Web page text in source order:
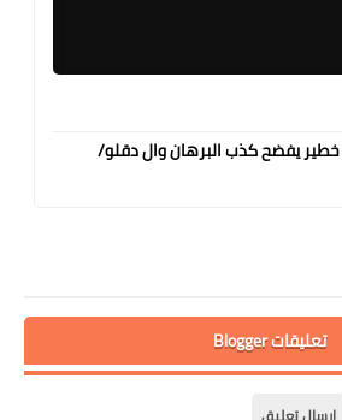
يفضح كذب البرهان وال دقلو/
تعليقات Blogger